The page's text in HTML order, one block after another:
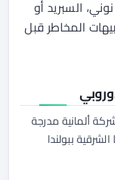
السبريد أو
المخاطر قبل
أكبر 40 شركة ألمانية مدرجة
ببولندا